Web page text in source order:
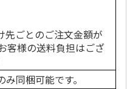
先ごとのご注文金額が
客様の送料負担はござ
み同梱可能です。